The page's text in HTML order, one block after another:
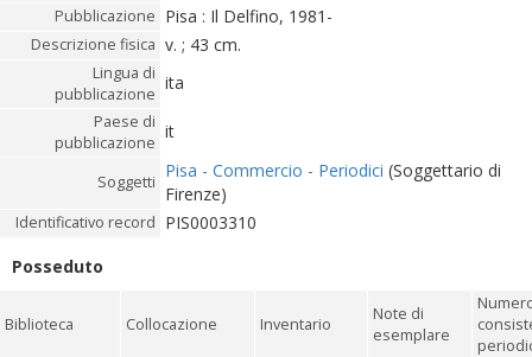
Pubblicazione Pisa : Il Delfino, 1981-
Descrizione fisica v. ; 43 cm.
Lingua di
pubblicazione
ita
Paese di
pubblicazione
it
Soggetti
Pisa - Commercio - Periodici (Soggettario di
Firenze)
Identificativo record PIS0003310
Posseduto
Biblioteca Collocazione Inventario
Note di
esemplare